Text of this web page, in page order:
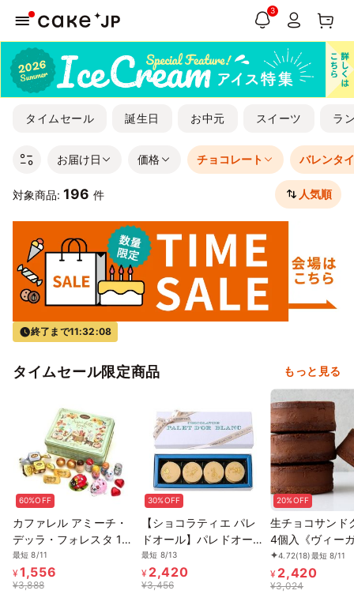
3
タイムセール 誕生日 お中元 スイーツ ラ
お届け日 価格 チョコレート バレンタ
対象商品: 196 件 人気順
終了まで11:32:07
タイムセール限定商品 もっと見る
60%OFF
カファレル アミーチ・
デッラ・フォレスタ 16
粒
最短 8/11
¥1,556
¥3,888
30%OFF
【ショコラティエ パレ
ドオール】パレドオール
ブラン 4個入
最短 8/13
¥ 2,420
¥3,456
20%OFF
生チョコサンド
4個入《ヴィー
ーツ》
4.72(18)最短 8/11
¥ 2,420
¥3,024